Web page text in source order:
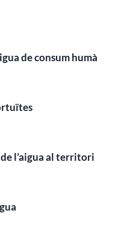
de consum humà
l’aigua al territori